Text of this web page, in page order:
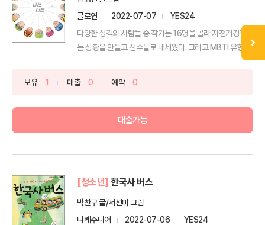
글로연
2022-07-07
YES24
다양한 성격의 사람들 중 작가는 16명을 골라 자전거경주라
는 상황을 만들고 선수들로 내세웠다. 그리고 MBTI 유형
보유 1 대출 0 예약 0
대출가능
[청소년] 한국사 버스
박찬구 글/서선미 그림
니케주니어
2022-07-06
YES24